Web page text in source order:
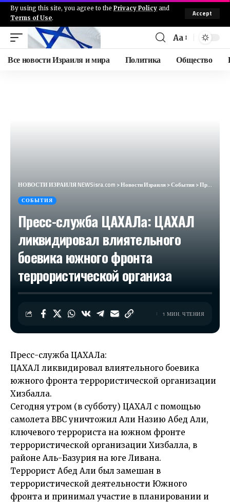
By using this site, you agree to the Privacy Policy and
Terms of Use.
Accept
Aa
Все новости Израиля и мира Политика Общество
НОВОСТИ ИЗРАИЛЯ NEWSisra.com >Новости Израиля>События>Пресс-служба ЦАХАЛа: ЦАХАЛ ликвидировал влиятельного боевика южного фронта террористической организа
СОБЫТИЯ
Пресс-служба ЦАХАЛа: ЦАХАЛ
ликвидировал влиятельного
боевика южного фронта
террористической организа
1 МИН. ЧТЕНИЯ
Пресс-служба ЦАХАЛа:
ЦАХАЛ ликвидировал влиятельного боевика
южного фронта террористической организации
Хизбалла.
Сегодня утром (в субботу) ЦАХАЛ с помощью
самолета ВВС уничтожил Али Назию Абед Али,
ключевого террориста на южном фронте
террористической организации Хизбалла, в
районе Аль-Базурия на юге Ливана.
Террорист Абед Али был замешан в
террористической деятельности Южного
фронта и принимал участие в планировании и